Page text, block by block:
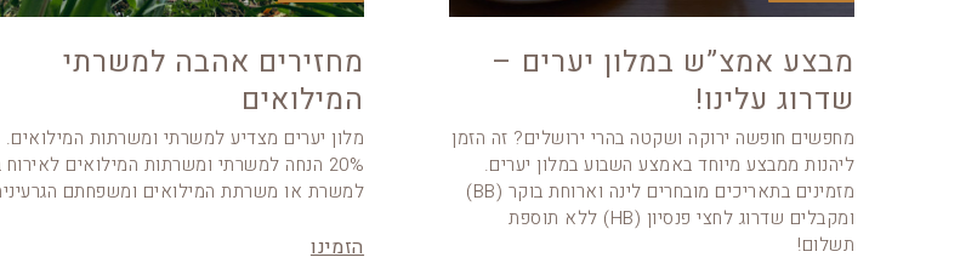
מבצע אמצ”ש במלון יערים –
שדרוג עלינו!
מחפשים חופשה ירוקה ושקטה בהרי ירושלים? זה הזמן
ליהנות ממבצע מיוחד באמצע השבוע במלון יערים.
מזמינים בתאריכים מובחרים לינה וארוחת בוקר (BB)
ומקבלים שדרוג לחצי פנסיון (HB) ללא תוספת
תשלום!
מחזירים אהבה למשרתי
המילואים
מלון יערים מצדיע למשרתי ומשרתות המילואים.
20% הנחה למשרתי ומשרתות המילואים לאירוח
למשרת או משרתת המילואים ומשפחתם
הזמינו